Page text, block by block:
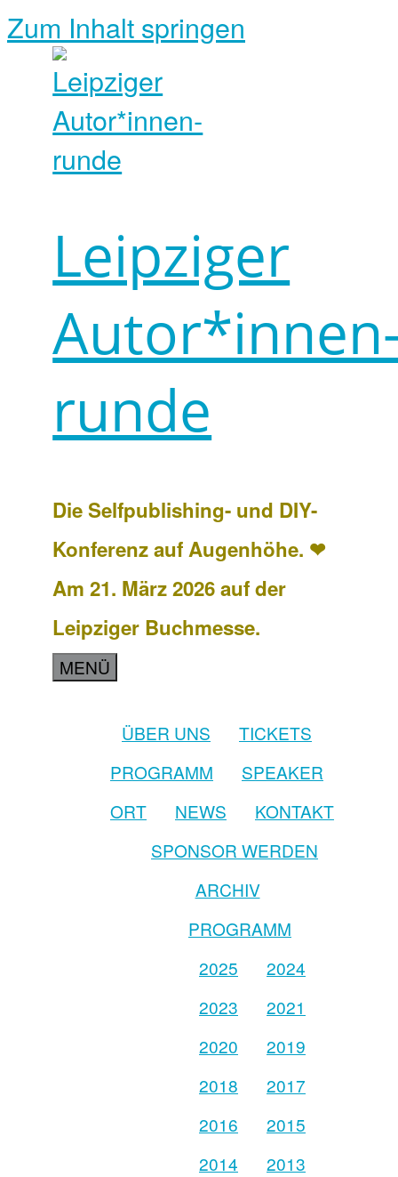
Zum Inhalt springen
Leipziger
runde
Die Selfpublishing- und DIY-
Konferenz auf Augenhöhe. ❤
Am 21. März 2026 auf der
Leipziger Buchmesse.
MENÜ
ÜBER UNS
TICKETS
PROGRAMM
SPEAKER
ORT
NEWS
KONTAKT
SPONSOR WERDEN
ARCHIV
PROGRAMM
2025
2024
2023
2021
2020
2019
2018
2017
2016
2015
2014
2013